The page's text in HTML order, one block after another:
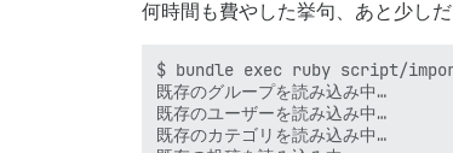
何時間も費やした挙句、あと少し
$ bundle exec ruby script/
既存のグループを読み込み中…
既存のユーザーを読み込み中…
既存のカテゴリを読み込み中…